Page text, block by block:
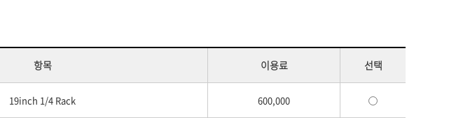
항목 이용료 선택
19inch 1/4 Rack 600,000